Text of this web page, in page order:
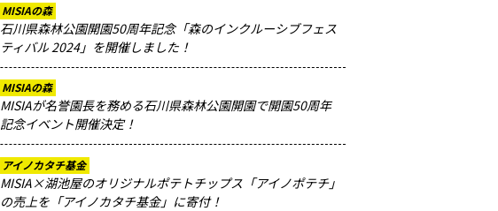
MISIAの森
石川県森林公園開園50周年記念「森のインクルーシブフェス
ティバル 2024」を開催しました！
MISIAの森
MISIAが名誉園長を務める石川県森林公園開園で開園50周年
記念イベント開催決定！
アイノカタチ基金
MISIA×湖池屋のオリジナルポテトチップス「アイノポテチ」
の売上を「アイノカタチ基金」に寄付！